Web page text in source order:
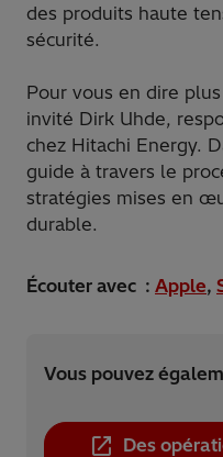
des produits haute
sécurité.
Pour vous en dire
invité Dirk Uhde,
chez Hitachi Energy.
guide à travers le
stratégies mises en
durable.
Écouter avec : Apple,
Vous pouvez
Des